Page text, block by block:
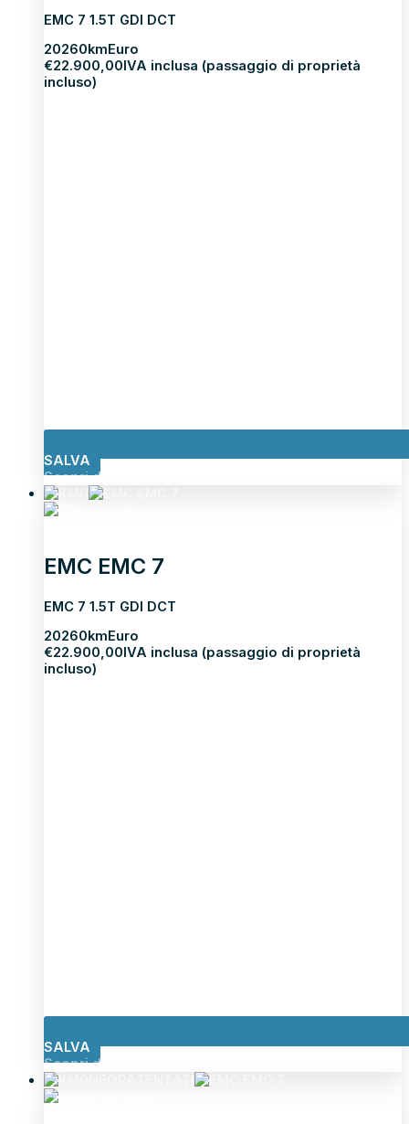
EMC 7 1.5T GDI DCT
20260kmEuro
€22.900,00IVA inclusa (passaggio di proprietà
incluso)
SALVA
Scopri di più
EMC EMC 7
EMC 7 1.5T GDI DCT
20260kmEuro
€22.900,00 IVA inclusa (passaggio di proprietà
incluso)
SALVA
Scopri di più